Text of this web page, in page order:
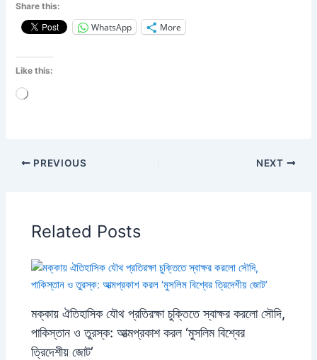
Share this:
WhatsApp More
Like this:
Loading…
PREVIOUS NEXT
Related Posts
মক্কায় ঐতিহাসিক যৌথ প্রতিরক্ষা চুক্তিতে স্বাক্ষর করলো সৌদি,
পাকিস্তান ও তুরস্ক: আত্মপ্রকাশ করল ‘মুসলিম বিশ্বের
ত্রিদেশীয় জোট’